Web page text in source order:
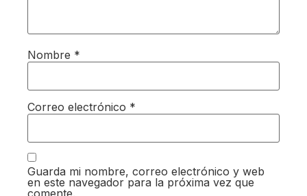
Nombre *
Correo electrónico *
Guarda mi nombre, correo electrónico y web
en este navegador para la próxima vez que